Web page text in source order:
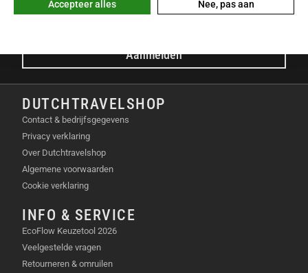
Aanmelden
DUTCHTRAVELSHOP
Contact & bedrijfsgegevens
Privacy verklaring
Over Dutchtravelshop
Algemene voorwaarden
Cookie verklaring
INFO & SERVICE
EcoFlow Keuzetool 2026
Veelgestelde vragen
Retourneren & omruilen
Accepteer alles Nee, pas aan